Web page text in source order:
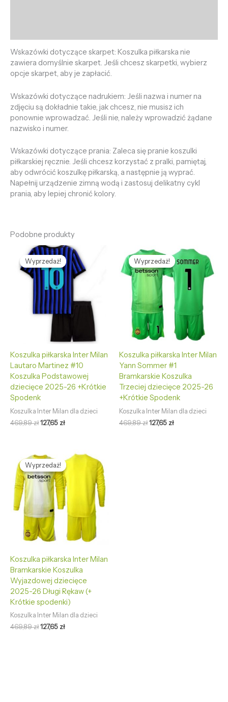
Wskazówki dotyczące skarpet: Koszulka piłkarska nie
zawiera domyślnie skarpet. Jeśli chcesz skarpetki, wybierz
opcje skarpet, aby je zapłacić.
Wskazówki dotyczące nadrukiem: Jeśli nazwa i numer na
zdjęciu są dokładnie takie, jak chcesz, nie musisz ich
ponownie wprowadzać. Jeśli nie, należy wprowadzić żądane
nazwisko i numer.
Wskazówki dotyczące prania: Zaleca się pranie koszulki
piłkarskiej ręcznie. Jeśli chcesz korzystać z pralki, pamiętaj,
aby odwrócić koszulkę piłkarską, a następnie ją wyprać.
Napełnij urządzenie zimną wodą i zastosuj delikatny cykl
prania, aby lepiej chronić kolory.
Podobne produkty
Wyprzedaż!
Wyprzedaż!
Koszulka piłkarska Inter Milan
Lautaro Martinez #10
Koszulka Podstawowej
dziecięce 2025-26 +Krótkie
Spodenk
Koszulka Inter Milan dla dzieci
469,89zł
Pierwotna
cena
wynosiła:
469,89 zł.
127,65 zł
Aktualna
cena
wynosi:
127,65 zł.
Wyprzedaż!
Wyprzedaż!
Koszulka piłkarska Inter Milan
Yann Sommer #1
Bramkarskie Koszulka
Trzeciej dziecięce 2025-26
+Krótkie Spodenk
Koszulka Inter Milan dla dzieci
469,89zł
Pierwotna
cena
wynosiła:
469,89 zł.
127,65 zł
Aktualna
cena
wynosi:
127,65 zł.
Wyprzedaż!
Wyprzedaż!
Koszulka piłkarska Inter Milan
Bramkarskie Koszulka
Wyjazdowej dziecięce
2025-26 Długi Rękaw (+
Krótkie spodenki)
Koszulka Inter Milan dla dzieci
469,89zł
Pierwotna
cena
wynosiła:
469,89 zł.
127,65 zł
Aktualna
cena
wynosi:
127,65 zł.